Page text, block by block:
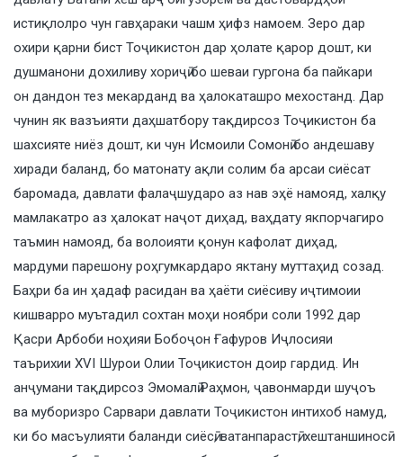
истиқлолро чун гавҳараки чашм ҳифз намоем. Зеро дар
охири қарни бист Тоҷикистон дар ҳолате қарор дошт, ки
душманони дохиливу хориҷӣ бо шеваи гургона ба пайкари
он дандон тез мекарданд ва ҳалокаташро мехостанд. Дар
чунин як вазъияти даҳшатбору тақдирсоз Тоҷикистон ба
шахсияте ниёз дошт, ки чун Исмоили Сомонӣ бо андешаву
хиради баланд, бо матонату ақли солим ба арсаи сиёсат
баромада, давлати фалаҷшударо аз нав эҳё намояд, халқу
мамлакатро аз ҳалокат наҷот диҳад, ваҳдату якпорчагиро
таъмин намояд, ба волоияти қонун кафолат диҳад,
мардуми парешону роҳгумкардаро яктану муттаҳид созад.
Баҳри ба ин ҳадаф расидан ва ҳаёти сиёсиву иҷтимоии
кишварро муътадил сохтан моҳи ноябри соли 1992 дар
Қасри Арбоби ноҳияи Бобоҷон Ғафуров Иҷлосияи
таърихии XVI Шурои Олии Тоҷикистон доир гардид. Ин
анҷумани тақдирсоз Эмомалӣ Раҳмон, ҷавонмарди шуҷоъ
ва муборизро Сарвари давлати Тоҷикистон интихоб намуд,
ки бо масъулияти баланди сиёсӣ, ватанпарастӣ, хештаншиносӣ